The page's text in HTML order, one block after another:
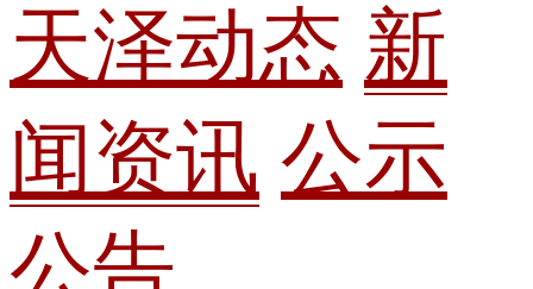
天泽动态 新
闻资讯 公示
公告